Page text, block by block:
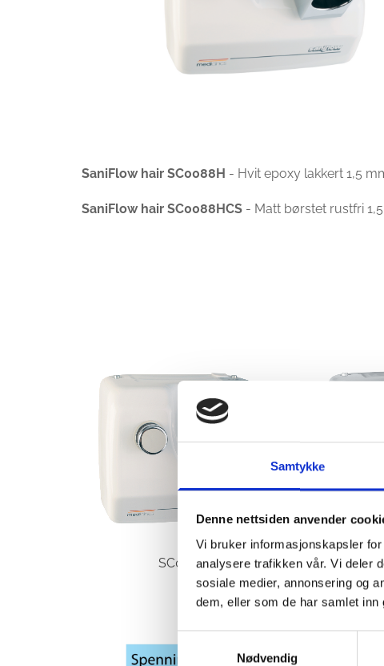
Samtykke
Denne nettsiden anvender
Vi bruker informasjonskapsler
analysere trafikken vår. Vi deler
sosiale medier, annonsering og
dem, eller som de har samlet
Nødvendig
SaniFlow hair SC0088H - Hvit epoxy lakkert 1,5
SaniFlow hair SC0088HCS - Matt børstet rustfri
SC0088H